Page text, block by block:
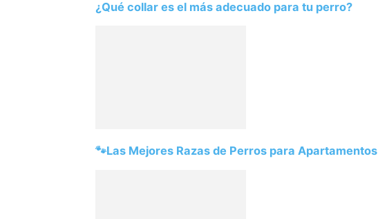
¿Qué collar es el más adecuado para tu perro?
🐾Las Mejores Razas de Perros para Apartamentos